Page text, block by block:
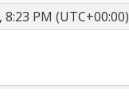
PM (UTC+00:00)